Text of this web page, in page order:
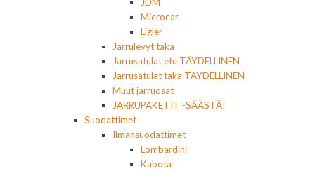
Microcar
Ligier
Jarrulevyt taka
Jarrusatulat etu TÄYDELLINEN
Jarrusatulat taka TÄYDELLINEN
Muut jarruosat
JARRUPAKETIT -SÄÄSTÄ!
Suodattimet
Ilmansuodattimet
Lombardini
Kubota